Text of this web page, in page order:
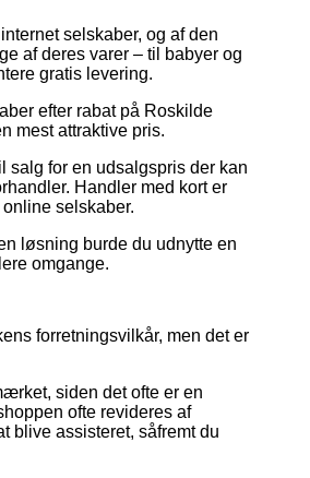
selskaber, og af den
af deres varer – til babyer og
gratis levering.
efter rabat på Roskilde
mest attraktive pris.
salg for en udsalgspris der kan
Handler med kort er
selskaber.
løsning burde du udnytte en
omgange.
forretningsvilkår, men det er
siden det ofte er en
ofte revideres af
blive assisteret, såfremt du